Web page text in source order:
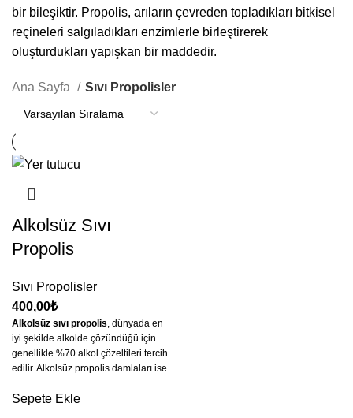
bir bileşiktir. Propolis, arıların çevreden topladıkları bitkisel
reçineleri salgıladıkları enzimlerle birleştirerek
oluşturdukları yapışkan bir maddedir.
Ana Sayfa Sıvı Propolisler
Alkolsüz Sıvı
Propolis
Sıvı Propolisler
400,00₺
Alkolsüz sıvı propolis, dünyada en
iyi şekilde alkolde çözündüğü için
genellikle %70 alkol çözeltileri tercih
edilir. Alkolsüz propolis damlaları ise
sadece çok az bir kısmı suda çözülür.
Sepete Ekle